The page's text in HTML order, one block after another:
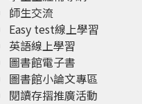
師生交流
Easy test線上學習
英語線上學習
圖書館電子書
圖書館小論文專區
閱讀存摺推廣活動